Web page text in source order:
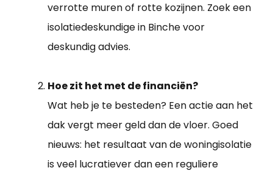
verrotte muren of rotte kozijnen. Zoek een
isolatiedeskundige in Binche voor
deskundig advies.
Hoe zit het met de financiën?
Wat heb je te besteden? Een actie aan het
dak vergt meer geld dan de vloer. Goed
nieuws: het resultaat van de woningisolatie
is veel lucratiever dan een reguliere